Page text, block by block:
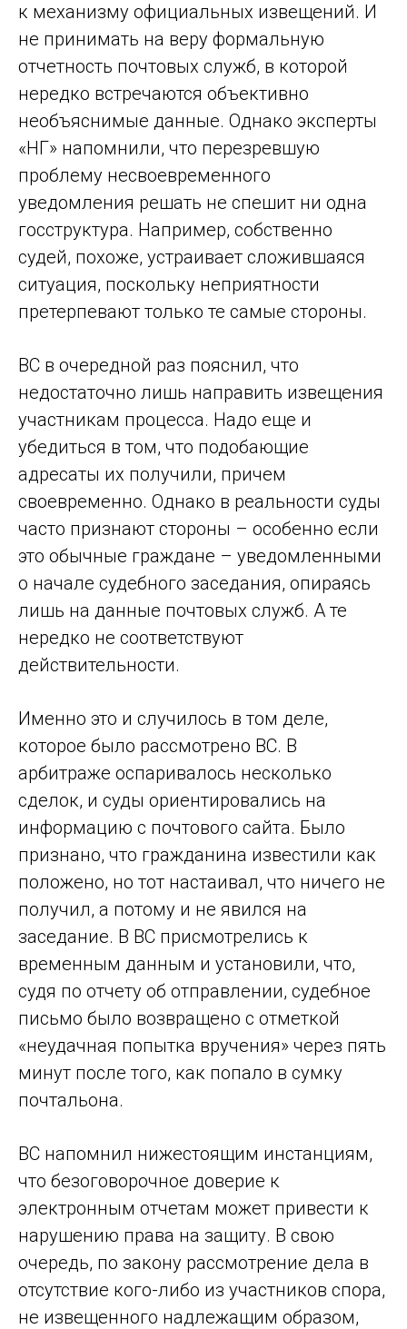
к механизму официальных извещений. И
не принимать на веру формальную
отчетность почтовых служб, в которой
нередко встречаются объективно
необъяснимые данные. Однако эксперты
«НГ» напомнили, что перезревшую
проблему несвоевременного
уведомления решать не спешит ни одна
госструктура. Например, собственно
судей, похоже, устраивает сложившаяся
ситуация, поскольку неприятности
претерпевают только те самые стороны.
ВС в очередной раз пояснил, что
недостаточно лишь направить извещения
участникам процесса. Надо еще и
убедиться в том, что подобающие
адресаты их получили, причем
своевременно. Однако в реальности суды
часто признают стороны – особенно если
это обычные граждане – уведомленными
о начале судебного заседания, опираясь
лишь на данные почтовых служб. А те
нередко не соответствуют
действительности.
Именно это и случилось в том деле,
которое было рассмотрено ВС. В
арбитраже оспаривалось несколько
сделок, и суды ориентировались на
информацию с почтового сайта. Было
признано, что гражданина известили как
положено, но тот настаивал, что ничего не
получил, а потому и не явился на
заседание. В ВС присмотрелись к
временным данным и установили, что,
судя по отчету об отправлении, судебное
письмо было возвращено с отметкой
«неудачная попытка вручения» через пять
минут после того, как попало в сумку
почтальона.
ВС напомнил нижестоящим инстанциям,
что безоговорочное доверие к
электронным отчетам может привести к
нарушению права на защиту. В свою
очередь, по закону рассмотрение дела в
отсутствие кого-либо из участников спора,
не извещенного надлежащим образом,